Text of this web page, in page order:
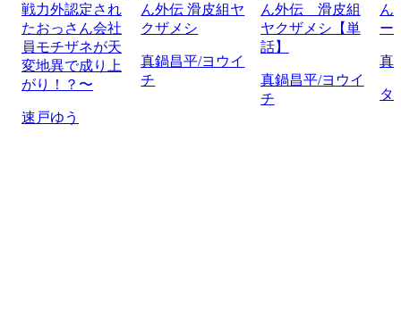
戦力外認定され
たおっさん会社
員モチザネが天
変地異で成り上
がり！？〜
速戸ゆう
ん外伝 滑皮組ヤ
クザメシ
真鍋昌平/ヨウイ
チ
ん外伝 滑皮組
ヤクザメシ【単
話】
真鍋昌平/ヨウイ
チ
ん
ー
真
タ